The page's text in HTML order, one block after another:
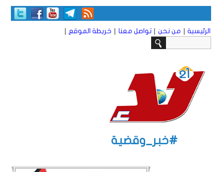
الرئيسية | من نحن | تواصل معنا | خريطة الموقع |
#خبر_وقضية